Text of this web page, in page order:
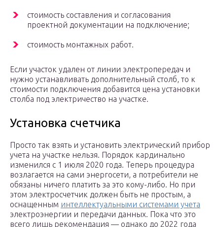
стоимость составления и согласования
проектной документации на подключение;
стоимость монтажных работ.
Если участок удален от линии электропередач и
нужно устанавливать дополнительный столб, то к
стоимости подключения добавится цена установки
столба под электричество на участке.
Установка счетчика
Просто так взять и установить электрический прибор
учета на участке нельзя. Порядок кардинально
изменился с 1 июля 2020 года. Теперь процедура
возлагается на сами энергосети, а потребители не
обязаны ничего платить за это кому-либо. Но при
этом электросчетчик должен быть не простым, а
оснащенным интеллектуальными системами учета
электроэнергии и передачи данных. Пока что это
всего лишь рекомендация — однако до 2022 года